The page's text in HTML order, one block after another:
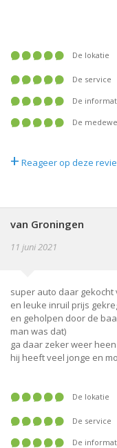
De lokatie
De service
De
De
+ Reageer op deze
van Groningen
11 juni 2021
super auto daar
en leuke inruil prijs
en geholpen door de
man was dat)
ga daar zeker weer heen
hij heeft veel jonge en
De lokatie
De service
De